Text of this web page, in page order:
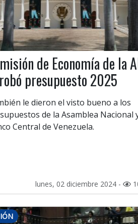
de Economía de la
presupuesto 2025
le dieron el visto bueno a los
de la Asamblea Nacional
Central de Venezuela.
lunes, 02 diciembre 2024 -